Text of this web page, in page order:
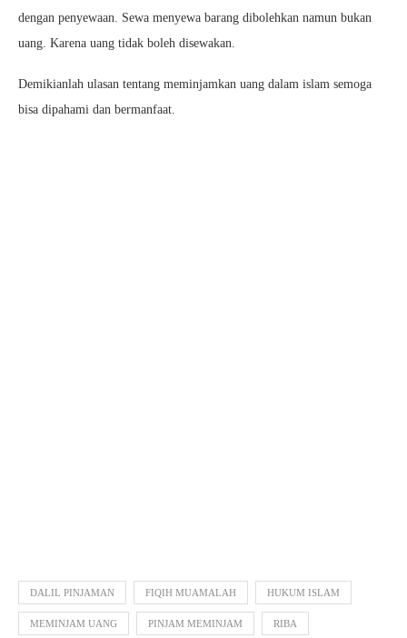
dengan penyewaan. Sewa menyewa barang dibolehkan namun bukan
uang. Karena uang tidak boleh disewakan.
Demikianlah ulasan tentang meminjamkan uang dalam islam semoga
bisa dipahami dan bermanfaat.
DALIL PINJAMAN FIQIH MUAMALAH HUKUM ISLAM
MEMINJAM UANG PINJAM MEMINJAM RIBA